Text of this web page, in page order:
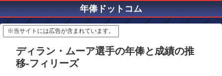
年俸ドットコム
※当サイトには広告が含まれています。
ディラン・ムーア選手の年俸と成績の推
移-フィリーズ